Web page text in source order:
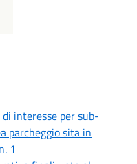
interesse per sub-
parcheggio sita in
1